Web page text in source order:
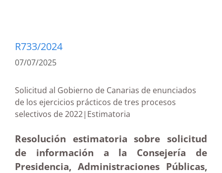
R733/2024
07/07/2025
Solicitud al Gobierno de Canarias de enunciados
de los ejercicios prácticos de tres procesos
selectivos de 2022|Estimatoria
Resolución estimatoria sobre solicitud
de información a la Consejería de
Presidencia, Administraciones Públicas,